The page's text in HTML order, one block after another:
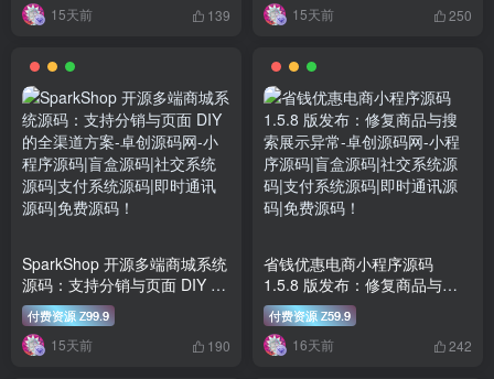
15天前 139 15天前 250
SparkShop 开源多端商城系统
源码：支持分销与页面 DIY 的
全渠道方案
付费资源 Z99.9
15天前 190
省钱优惠电商小程序源码
1.5.8 版发布：修复商品与搜
索展示异常
付费资源 Z59.9
16天前 242